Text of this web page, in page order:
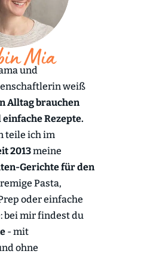
Mia
und
weiß
Alltag brauchen
Rezepte.
teile ich im
2013meine
Gerichte für den
Pasta,
oder einfache
bei mir findest du
- mit
ohne